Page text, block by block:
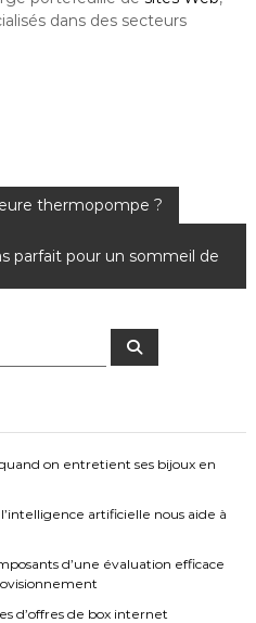
dans des secteurs
thermopompe ?
parfait pour un sommeil de
R
c
e
r
on entretient ses bijoux en
artificielle nous aide à
d’une évaluation efficace
d’offres de box internet